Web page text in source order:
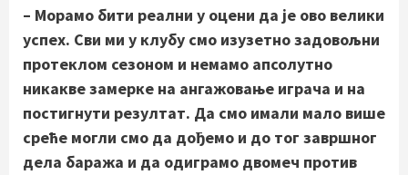
– Морамо бити реални у оцени да је ово велики
успех. Сви ми у клубу смо изузетно задовољни
протеклом сезоном и немамо апсолутно
никакве замерке на ангажовање играча и на
постигнути резултат. Да смо имали мало више
среће могли смо да дођемо и до тог завршног
дела баража и да одиграмо двомеч против